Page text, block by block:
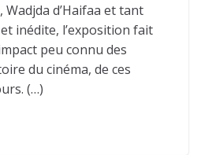
Wadjda d’Haifaa et tant
inédite, l’exposition fait
peu connu des
du cinéma, de ces
(…)